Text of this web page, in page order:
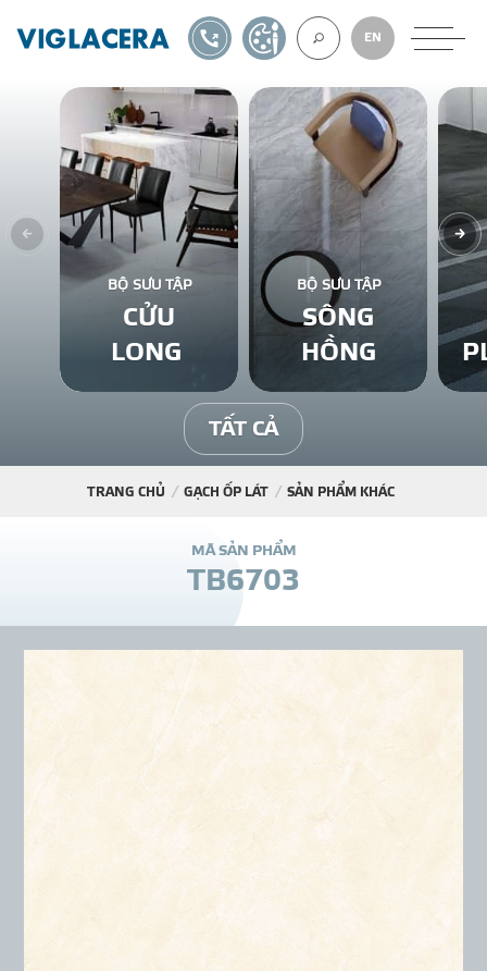
VỀ CHÚNG
GẠCH ỐP LÁT
BÊ TÔNG KHÍ
NGÓI LỢP
THƯ
EN
1900561582TỰ THIẾT KẾ
BỘ SƯU TẬP
CỬU
LONG
BỘ SƯU TẬP
SÔNG
HỒNG
TẤT CẢ
TRANG CHỦ GẠCH ỐP LÁT SẢN PHẨM KHÁC
MÃ SẢN PHẨM
TB6703